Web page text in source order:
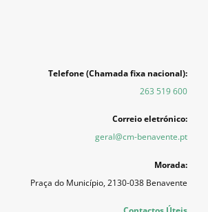
Telefone (Chamada fixa nacional):
263 519 600
Correio eletrónico:
geral@cm-benavente.pt
Morada:
Praça do Município, 2130-038 Benavente